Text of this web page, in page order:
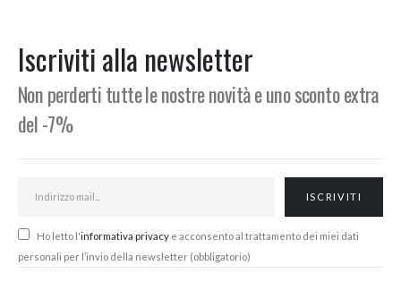
Iscriviti alla newsletter
Non perderti tutte le nostre novità e uno sconto extra
del -7%
Ho letto l'informativa privacy e acconsento al trattamento dei miei dati
personali per l’invio della newsletter (obbligatorio)